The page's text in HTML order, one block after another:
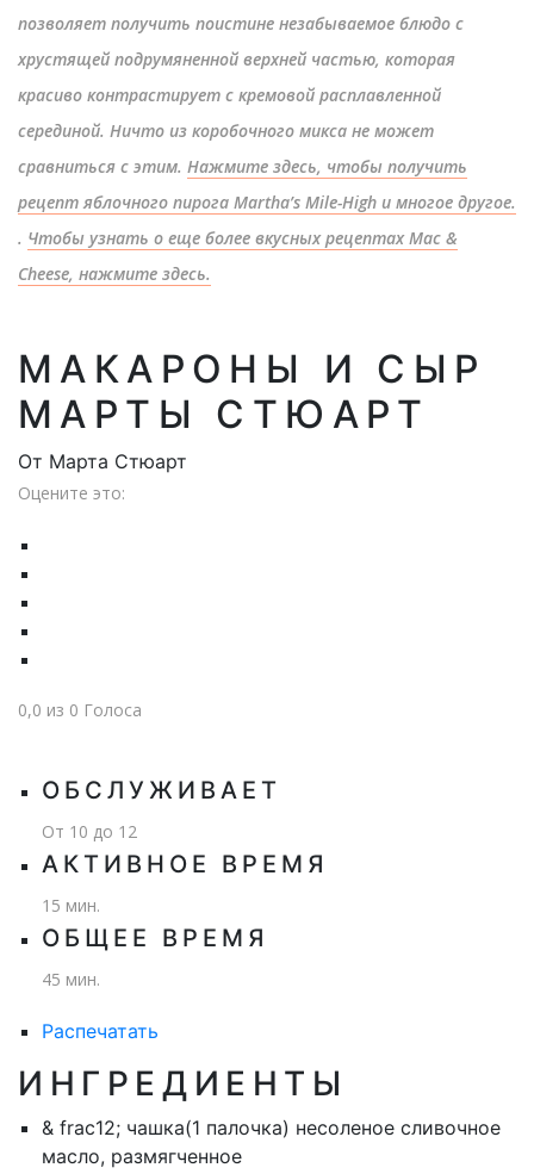
позволяет получить поистине незабываемое блюдо с
хрустящей подрумяненной верхней частью, которая
красиво контрастирует с кремовой расплавленной
серединой. Ничто из коробочного микса не может
сравниться с этим. Нажмите здесь, чтобы получить
рецепт яблочного пирога Martha’s Mile-High и многое другое.
. Чтобы узнать о еще более вкусных рецептах Mac &
Cheese, нажмите здесь.
МАКАРОНЫ И СЫР
МАРТЫ СТЮАРТ
От Марта Стюарт
Оцените это:
0,0 из 0 Голоса
ОБСЛУЖИВАЕТ
От 10 до 12
АКТИВНОЕ ВРЕМЯ
15 мин.
ОБЩЕЕ ВРЕМЯ
45 мин.
Распечатать
ИНГРЕДИЕНТЫ
& frac12; чашка(1 палочка) несоленое сливочное
масло, размягченное